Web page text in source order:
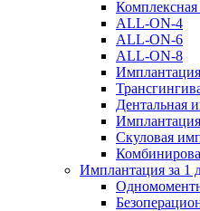
ALL-ON-4
ALL-ON-6
ALL-ON-8
Дентальная
Скуловая
Имплантация за 1